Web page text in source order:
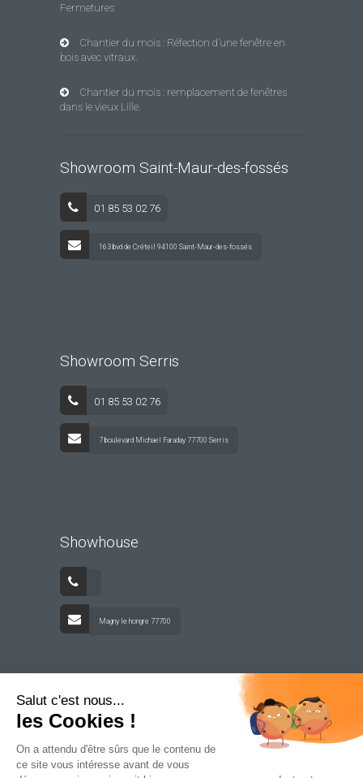
Fermetures
Chantier du mois : Réfection d’une fenêtre en
bois avec vitraux.
Chantier du mois : remplacement de fenêtres
dans le vieux Lille.
Showroom Saint-Maur-des-fossés
01 85 53 02 76
163 bvd de Créteil 94100 Saint-Maur-des-fossés
Showroom Serris
01 85 53 02 76
7 boulevard Michael Faraday 77700 Serris
Showhouse
Magny le hongre 77700
Salut c'est nous...
les Cookies !
On a attendu d'être sûrs que le contenu de
ce site vous intéresse avant de vous